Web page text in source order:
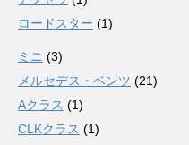
ロードスター (1)
ミニ (3)
メルセデス・ベンツ (21)
Aクラス (1)
CLKクラス (1)